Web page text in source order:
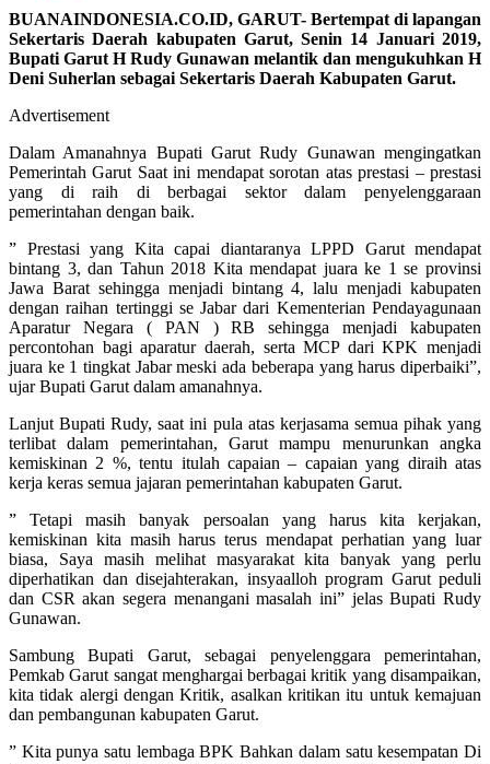
BUANAINDONESIA.CO.ID, GARUT- Bertempat di lapangan
Sekertaris Daerah kabupaten Garut, Senin 14 Januari 2019,
Bupati Garut H Rudy Gunawan melantik dan mengukuhkan H
Deni Suherlan sebagai Sekertaris Daerah Kabupaten Garut.
Advertisement
Dalam Amanahnya Bupati Garut Rudy Gunawan mengingatkan
Pemerintah Garut Saat ini mendapat sorotan atas prestasi – prestasi
yang di raih di berbagai sektor dalam penyelenggaraan
pemerintahan dengan baik.
” Prestasi yang Kita capai diantaranya LPPD Garut mendapat
bintang 3, dan Tahun 2018 Kita mendapat juara ke 1 se provinsi
Jawa Barat sehingga menjadi bintang 4, lalu menjadi kabupaten
dengan raihan tertinggi se Jabar dari Kementerian Pendayagunaan
Aparatur Negara ( PAN ) RB sehingga menjadi kabupaten
percontohan bagi aparatur daerah, serta MCP dari KPK menjadi
juara ke 1 tingkat Jabar meski ada beberapa yang harus diperbaiki”,
ujar Bupati Garut dalam amanahnya.
Lanjut Bupati Rudy, saat ini pula atas kerjasama semua pihak yang
terlibat dalam pemerintahan, Garut mampu menurunkan angka
kemiskinan 2 %, tentu itulah capaian – capaian yang diraih atas
kerja keras semua jajaran pemerintahan kabupaten Garut.
” Tetapi masih banyak persoalan yang harus kita kerjakan,
kemiskinan kita masih harus terus mendapat perhatian yang luar
biasa, Saya masih melihat masyarakat kita banyak yang perlu
diperhatikan dan disejahterakan, insyaalloh program Garut peduli
dan CSR akan segera menangani masalah ini” jelas Bupati Rudy
Gunawan.
Sambung Bupati Garut, sebagai penyelenggara pemerintahan,
Pemkab Garut sangat menghargai berbagai kritik yang disampaikan,
kita tidak alergi dengan Kritik, asalkan kritikan itu untuk kemajuan
dan pembangunan kabupaten Garut.
” Kita punya satu lembaga BPK Bahkan dalam satu kesempatan Di